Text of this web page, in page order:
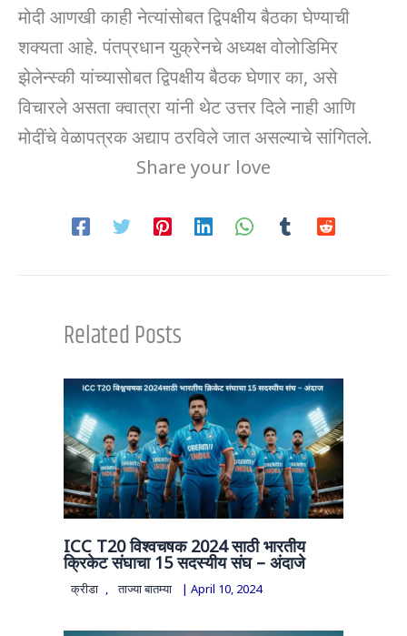
मोदी आणखी काही नेत्यांसोबत द्विपक्षीय बैठका घेण्याची
शक्यता आहे. पंतप्रधान युक्रेनचे अध्यक्ष वोलोडिमिर
झेलेन्स्की यांच्यासोबत द्विपक्षीय बैठक घेणार का, असे
विचारले असता क्वात्रा यांनी थेट उत्तर दिले नाही आणि
मोदींचे वेळापत्रक अद्याप ठरविले जात असल्याचे सांगितले.
Share your love
Related Posts
ICC T20 विश्वचषक 2024 साठी भारतीय
क्रिकेट संघाचा 15 सदस्यीय संघ – अंदाजे
क्रीडा ताज्या बातम्या | April 10, 2024